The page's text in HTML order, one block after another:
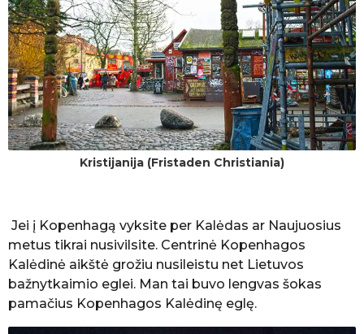
Kristijanija (Fristaden Christiania)
Jei į Kopenhagą vyksite per Kalėdas ar Naujuosius
metus tikrai nusivilsite. Centrinė Kopenhagos
Kalėdinė aikštė grožiu nusileistu net Lietuvos
bažnytkaimio eglei. Man tai buvo lengvas šokas
pamačius Kopenhagos Kalėdinę eglę.